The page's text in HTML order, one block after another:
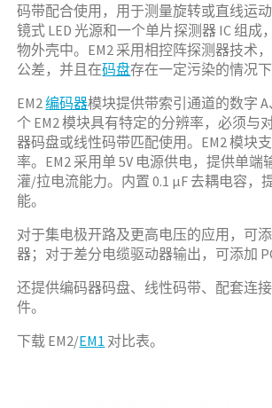
码带配合使用，用于测量旋转或直线运
镜式 LED 光源和一个单片探测器 IC 组成
物外壳中。EM2 采用相控阵探测器技术
公差，并且在码盘存在一定污染的情况
EM2编码器模块提供带索引通道的数字
个 EM2 模块具有特定的分辨率，必须与
器码盘或线性码带匹配使用。EM2 模块
率。EM2 采用单 5V 电源供电，提供单端
灌/拉电流能力。内置 0.1 µF 去耦电容，
能。
对于集电极开路及更高电压的应用，可
器；对于差分电缆驱动器输出，可添加
还提供编码器码盘、线性码带、配套连
件。
下载 EM2/EM1 对比表。